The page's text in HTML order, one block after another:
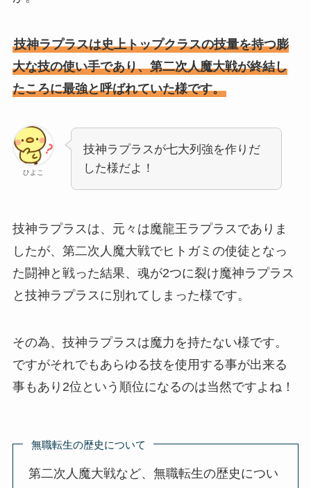
技神ラプラスは史上トップクラスの技量を持つ膨
大な技の使い手であり、第二次人魔大戦が終結し
たころに最強と呼ばれていた様です。
ひよこ
技神ラプラスが七大列強を作りだ
した様だよ！
技神ラプラスは、元々は魔龍王ラプラスでありま
したが、第二次人魔大戦でヒトガミの使徒となっ
た闘神と戦った結果、魂が2つに裂け魔神ラプラス
と技神ラプラスに別れてしまった様です。
その為、技神ラプラスは魔力を持たない様です。
ですがそれでもあらゆる技を使用する事が出来る
事もあり2位という順位になるのは当然ですよね！
無職転生の歴史について
第二次人魔大戦など、無職転生の歴史につい